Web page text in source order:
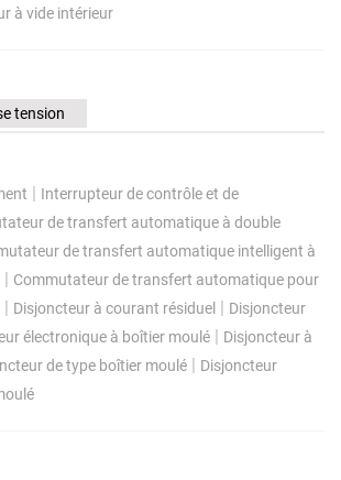
à vide intérieur
tension
| Interrupteur de contrôle et de
de transfert automatique à double
de transfert automatique intelligent à
| Commutateur de transfert automatique pour
| Disjoncteur à courant résiduel | Disjoncteur
électronique à boîtier moulé | Disjoncteur à
de type boîtier moulé | Disjoncteur